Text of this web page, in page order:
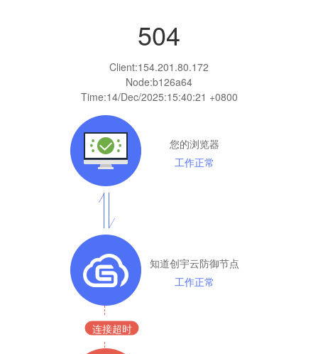
504
Client:154.201.80.172
Node:b126a64
Time:14/Dec/2025:15:40:21 +0800
您的浏览器
工作正常
知道创宇云防御节点
工作正常
连接超时